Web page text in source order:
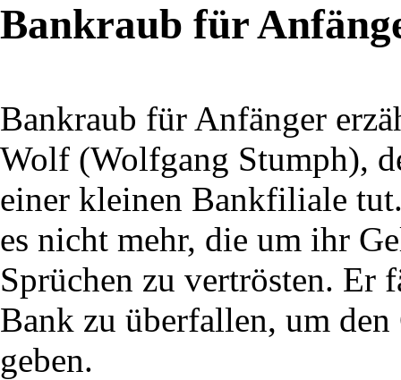
Bankraub für
Bankraub für Anfänger
Wolf (Wolfgang Stumph),
einer kleinen Bankfiliale
es nicht mehr, die um ihr
Sprüchen zu vertrösten. Er
Bank zu überfallen, um
geben.